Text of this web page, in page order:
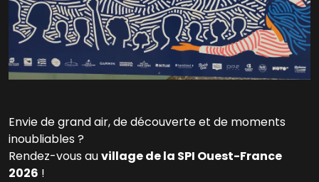
Envie de grand air, de découverte et de moments
inoubliables ?
Rendez-vous auvillage de la SPI Ouest-France
2026 !